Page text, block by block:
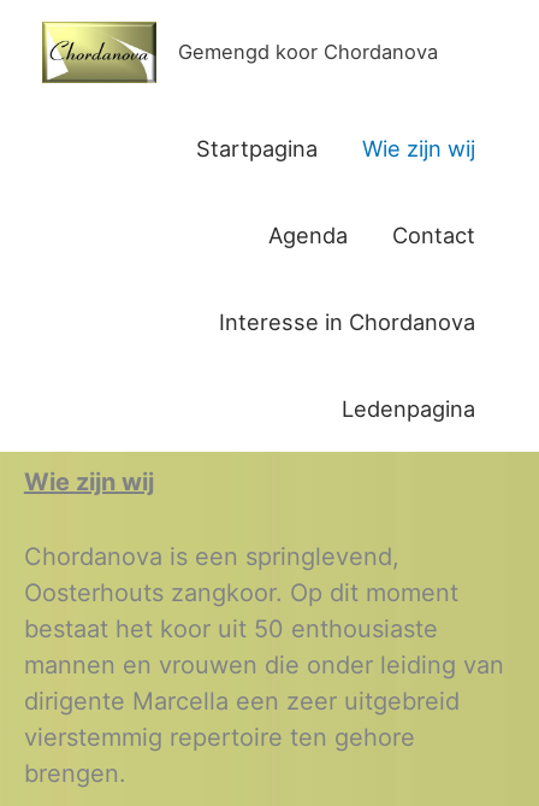
naar
Gemengd koor Chordanova
Startpagina Wie zijn wij
Agenda Contact
Interesse in Chordanova
Ledenpagina
Wie zijn wij
Chordanova is een springlevend,
Oosterhouts zangkoor. Op dit moment
bestaat het koor uit 50 enthousiaste
mannen en vrouwen die onder leiding van
dirigente Marcella een zeer uitgebreid
vierstemmig repertoire ten gehore
brengen.